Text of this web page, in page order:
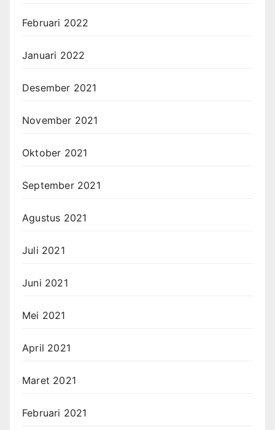
Februari 2022
Januari 2022
Desember 2021
November 2021
Oktober 2021
September 2021
Agustus 2021
Juli 2021
Juni 2021
Mei 2021
April 2021
Maret 2021
Februari 2021